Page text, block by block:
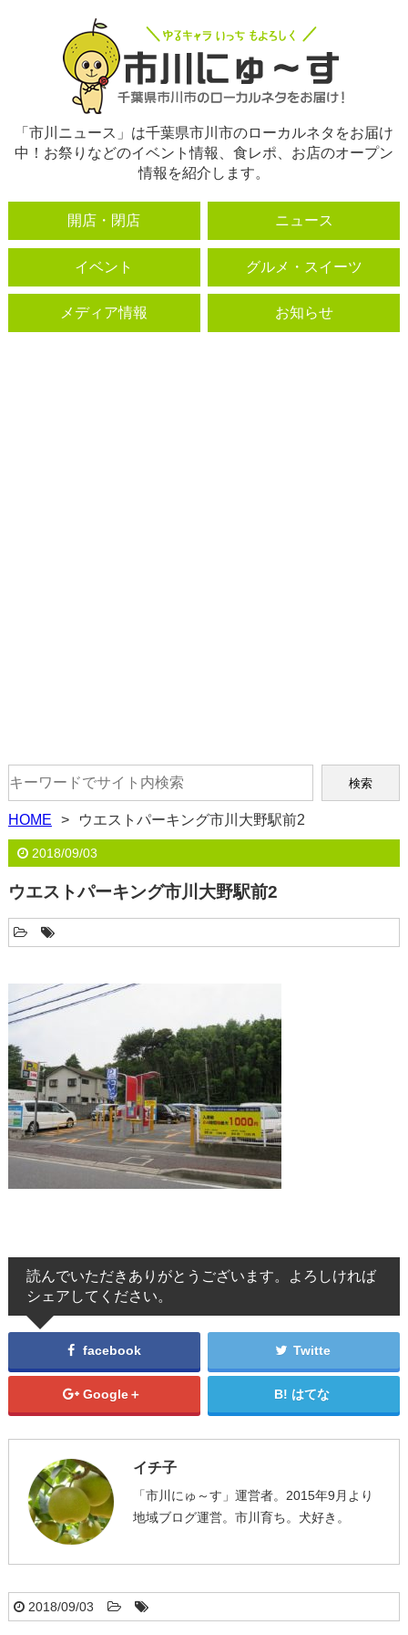
「市川ニュース」は千葉県市川市のローカルネタをお届け
中！お祭りなどのイベント情報、食レポ、お店のオープン
情報を紹介します。
開店・閉店 ニュース
イベント グルメ・スイーツ
メディア情報 お知らせ
HOME ウエストパーキング市川大野駅前2
2018/09/03
ウエストパーキング市川大野駅前2
読んでいただきありがとうございます。よろしければ
シェアしてください。
facebook Twitte
Google＋ はてな
イチ子
「市川にゅ～す」運営者。2015年9月より
地域ブログ運営。市川育ち。犬好き。
2018/09/03